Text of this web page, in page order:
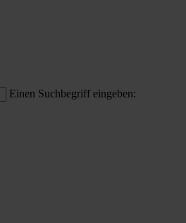
Einen Suchbegriff eingeben: